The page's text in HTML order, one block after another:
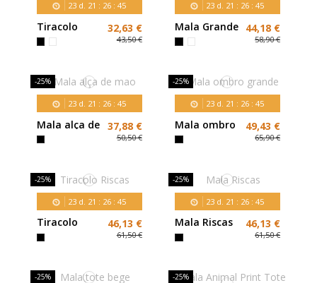
23d. 21 : 26: 44
Tiracolo
Branco
Tachas
32,63 €
43,50 €
23 d. 21 : 26 :44
Mala Grande
Preto taxas
44,18 €
58,90 €
-25%
23d. 21 : 26: 44
Mala alça de
mao
37,88 €
50,50 €
-25%
23 d. 21 : 26 :44
Mala ombro
grande
49,43 €
65,90 €
-25%
23d. 21 : 26: 43
Tiracolo
Riscas
46,13 €
61,50 €
-25%
23 d. 21 : 26 :43
Mala Riscas 46,13 €
61,50 €
-25% -25%